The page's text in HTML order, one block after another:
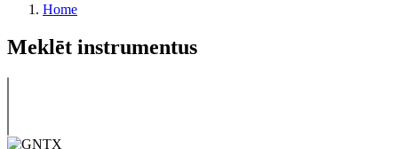
Home
Meklēt instrumentus